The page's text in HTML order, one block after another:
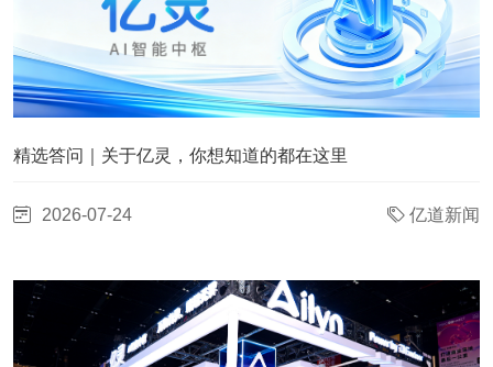
精选答问｜关于亿灵，你想知道的都在这里
2026-07-24 亿道新闻